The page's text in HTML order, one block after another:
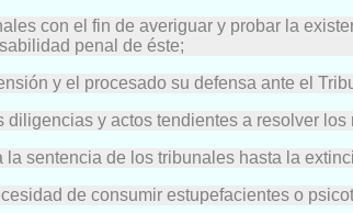
con el fin de averiguar y probar la
penal de éste;
y el procesado su defensa ante el
y actos tendientes a resolver los
sentencia de los tribunales hasta la
de consumir estupefacientes o